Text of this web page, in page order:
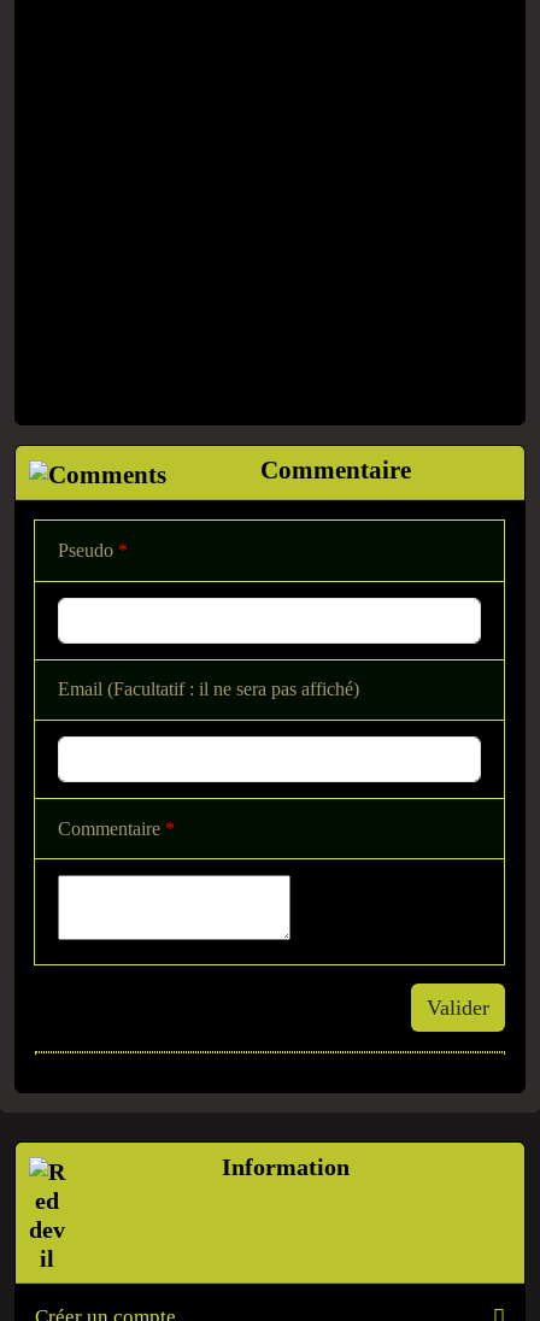
Information
Commentaire
Pseudo *
Email (Facultatif : il ne sera pas affiché)
Commentaire *
Valider